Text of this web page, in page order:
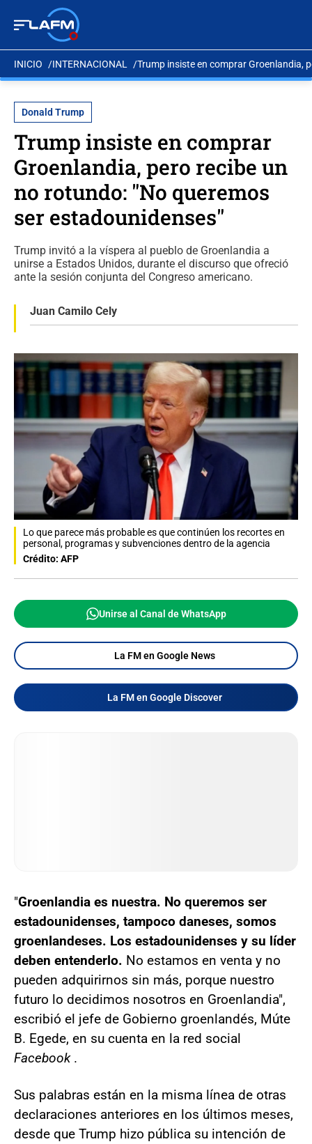
INICIO INTERNACIONAL Trump insiste en comprar Groenlandia,
Donald Trump
Trump insiste en comprar
Groenlandia, pero recibe un
no rotundo: "No queremos
ser estadounidenses"
Trump invitó a la víspera al pueblo de Groenlandia a
unirse a Estados Unidos, durante el discurso que ofreció
ante la sesión conjunta del Congreso americano.
Juan Camilo Cely
Lo que parece más probable es que continúen los recortes en
personal, programas y subvenciones dentro de la agencia
Crédito: AFP
Unirse al Canal de WhatsApp
La FM en Google News
La FM en Google Discover
"Groenlandia es nuestra. No queremos ser
estadounidenses, tampoco daneses, somos
groenlandeses. Los estadounidenses y su líder
deben entenderlo. No estamos en venta y no
pueden adquirirnos sin más, porque nuestro
futuro lo decidimos nosotros en Groenlandia",
escribió el jefe de Gobierno groenlandés, Múte
B. Egede, en su cuenta en la red social
Facebook.
Sus palabras están en la misma línea de otras
declaraciones anteriores en los últimos meses,
desde que Trump hizo pública su intención de